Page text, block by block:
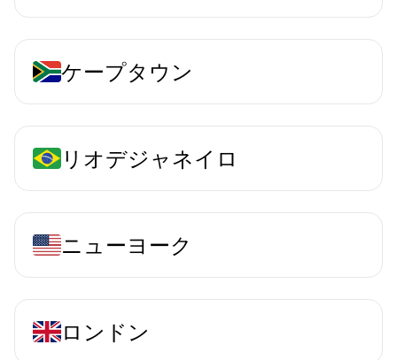
ケープタウン
リオデジャネイロ
ニューヨーク
ロンドン